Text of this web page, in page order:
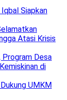
Siapkan
Atasi Krisis
Program Desa
di
UMKM